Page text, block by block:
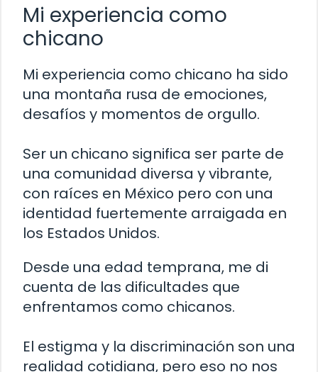
Mi experiencia como
chicano
Mi experiencia como chicano ha sido
una montaña rusa de emociones,
desafíos y momentos de orgullo.
Ser un chicano significa ser parte de
una comunidad diversa y vibrante,
con raíces en México pero con una
identidad fuertemente arraigada en
los Estados Unidos.
Desde una edad temprana, me di
cuenta de las dificultades que
enfrentamos como chicanos.
El estigma y la discriminación son una
realidad cotidiana, pero eso no nos